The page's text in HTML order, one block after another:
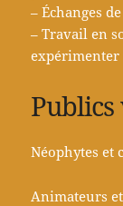
– Échanges
– Travail en
expérimenter
Publics
Néophytes et
Animateurs